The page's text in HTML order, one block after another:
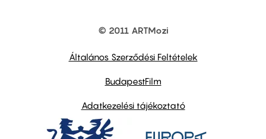
© 2011 ARTMozi
Általános Szerződési Feltételek
BudapestFilm
Adatkezelési tájékoztató